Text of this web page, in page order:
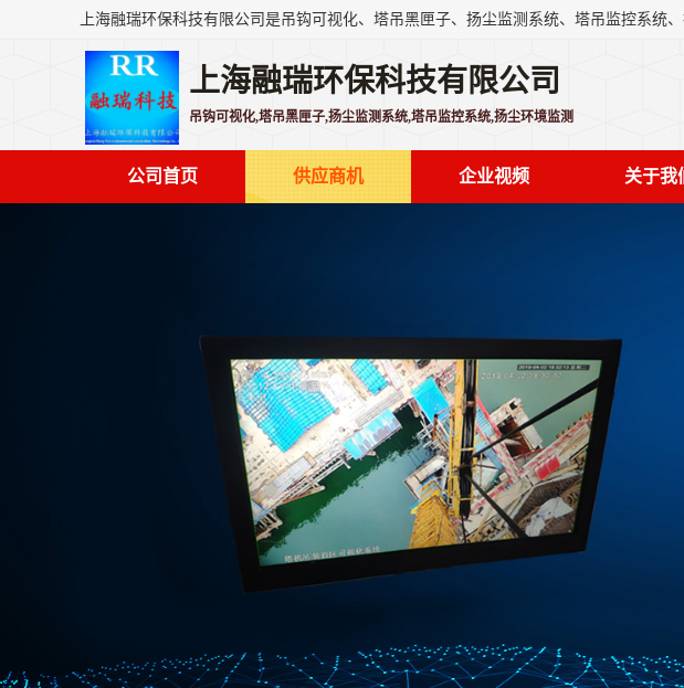
上海融瑞环保科技有限公司
吊钩可视化,塔吊黑匣子,扬尘监测系统,塔吊监控系统,扬尘环境监测
公司首页 供应商机 企业视频 关于我